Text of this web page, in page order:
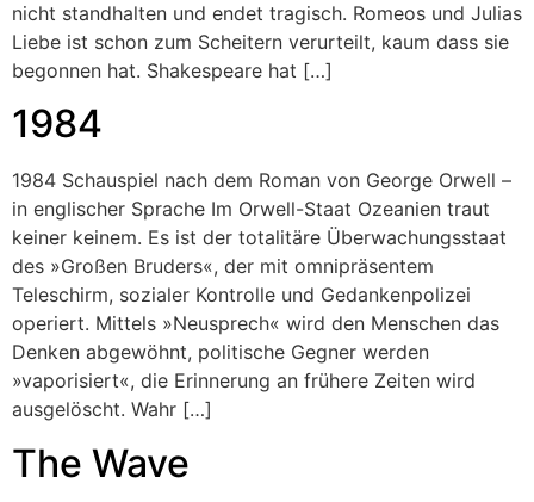
nicht standhalten und endet tragisch. Romeos und Julias
Liebe ist schon zum Scheitern verurteilt, kaum dass sie
begonnen hat. Shakespeare hat […]
1984
1984 Schauspiel nach dem Roman von George Orwell –
in englischer Sprache Im Orwell-Staat Ozeanien traut
keiner keinem. Es ist der totalitäre Überwachungsstaat
des »Großen Bruders«, der mit omnipräsentem
Teleschirm, sozialer Kontrolle und Gedankenpolizei
operiert. Mittels »Neusprech« wird den Menschen das
Denken abgewöhnt, politische Gegner werden
»vaporisiert«, die Erinnerung an frühere Zeiten wird
ausgelöscht. Wahr […]
The Wave